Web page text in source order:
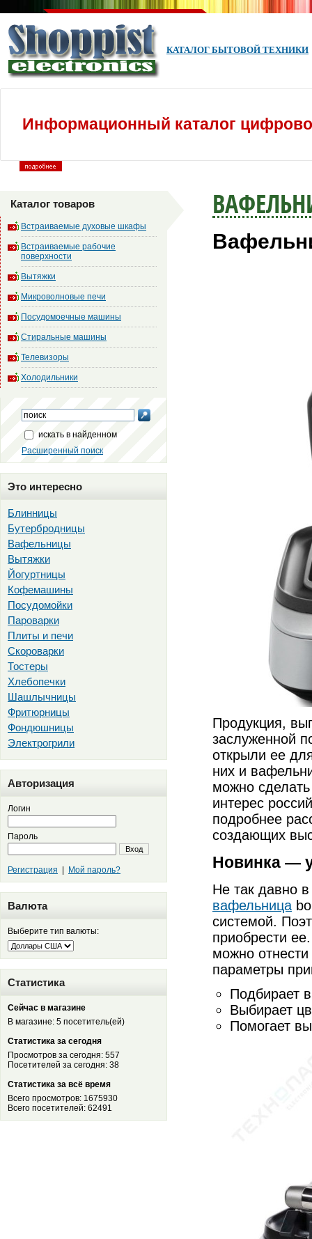
КАТАЛОГ БЫТОВОЙ ТЕХНИКИ
Информационный каталог
Каталог товаров
Встраиваемые духовые шкафы
Встраиваемые рабочие
поверхности
Вытяжки
Микроволновые печи
Посудомоечные машины
Стиральные машины
Телевизоры
Холодильники
искать в найденном
Расширенный поиск
Это интересно
Блинницы
Бутербродницы
Вафельницы
Вытяжки
Йогуртницы
Кофемашины
Посудомойки
Пароварки
Плиты и печи
Скороварки
Тостеры
Хлебопечки
Шашлычницы
Фритюрницы
Фондюшницы
Электрогрили
Авторизация
Логин
Пароль
Вход
Регистрация Мой пароль?
Валюта
Выберите тип валюты:
Статистика
Сейчас в магазине
В магазине: 5 посетитель(ей)
Статистика за сегодня
Просмотров за сегодня: 557
Посетителей за сегодня: 38
Статистика за всё время
Всего просмотров: 1675930
Всего посетителей: 62491
Продукция,
заслуженной
открыли ее
них и
можно
интерес
подробнее
создающих
Новинка —
Не так давно
вафельница
системой.
приобрести
можно
параметры
Подбирает
Выбирает
Помогает